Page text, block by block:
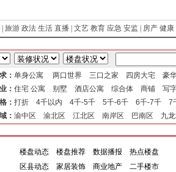
旅游 政法 生活 直播 文艺 教育 应急 安监 房产 健康
： 单身公寓 两口世界 三口之家 四房大宅 豪
： 住宅 公寓 别墅 酒店公寓 综合体 商铺 写
： 打折 4千以内 4千-5千 5千-6千 6千-7千 7
： 渝中区 渝北区 江北区 南岸区 巴南区 九
楼盘动态 楼盘推荐 数据播报
热点楼盘
区县动态
家居装饰 商业地产 二手楼市